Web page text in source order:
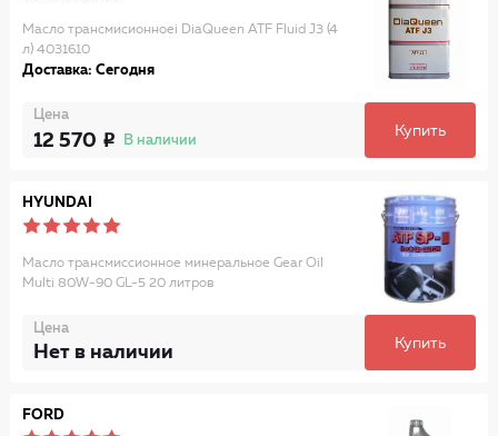
Масло трансмисионноеi DiaQueen ATF Fluid J3 (4
л) 4031610
Доставка: Сегодня
Цена
12 570 В наличии
Купить
HYUNDAI
Масло трансмиссионное минеральное Gear Oil
Multi 80W-90 GL-5 20 литров
Цена
Нет в наличии Купить
FORD